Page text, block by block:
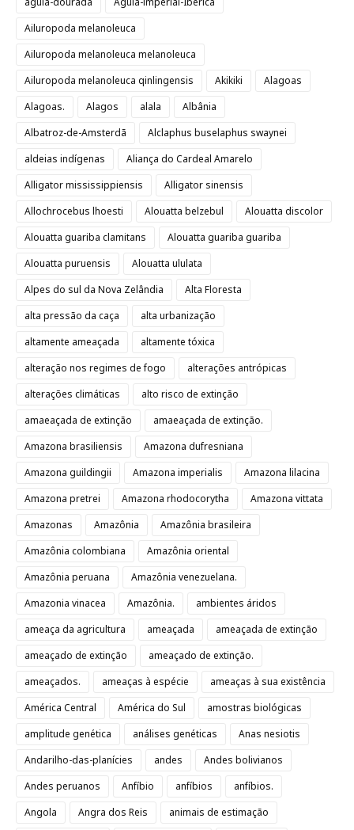
Ailuropoda melanoleuca
Ailuropoda melanoleuca melanoleuca
Ailuropoda melanoleuca qinlingensis
Akikiki
Alagoas
Alagoas.
Alagos alala
Albânia
Albatroz-de-Amsterdã
Alclaphus buselaphus swaynei
aldeias indígenas
Aliança do Cardeal Amarelo
Alligator mississippiensis
Alligator sinensis
Allochrocebus lhoesti
Alouatta belzebul
Alouatta discolor
Alouatta guariba clamitans
Alouatta guariba guariba
Alouatta puruensis
Alouatta ululata
Alpes do sul da Nova Zelândia
Alta Floresta
alta pressão da caça
alta urbanização
altamente ameaçada
altamente tóxica
alteração nos regimes de fogo
alterações antrópicas
alterações climáticas
alto risco de extinção
amaeaçada de extinção
amaeaçada de extinção.
Amazona brasiliensis
Amazona dufresniana
Amazona guildingii
Amazona imperialis
Amazona lilacina
Amazona pretrei
Amazona rhodocorytha
Amazona vittata
Amazonas
Amazônia
Amazônia brasileira
Amazônia colombiana
Amazônia oriental
Amazônia peruana
Amazônia venezuelana.
Amazonia vinacea
Amazônia.
ambientes áridos
ameaça da agricultura
ameaçada
ameaçada de extinção
ameaçado de extinção
ameaçado de extinção.
ameaçados.
ameaças à espécie
ameaças à sua existência
América Central
América do Sul
amostras biológicas
amplitude genética
análises genéticas
Anas nesiotis
Andarilho-das-planícies
andes
Andes bolivianos
Andes peruanos
Anfíbio anfíbios
anfíbios.
Angola
Angra dos Reis
animais de estimação